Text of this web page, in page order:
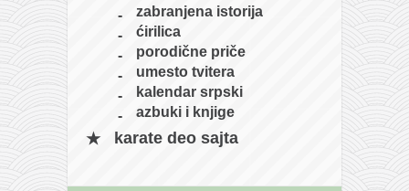
timbei rochin
tsunami dojo
program
snimci nastupa
galerija kluba
zabranjena istorija
ćirilica
porodične priče
umesto tvitera
kalendar srpski
azbuki i knjige
karate deo sajta